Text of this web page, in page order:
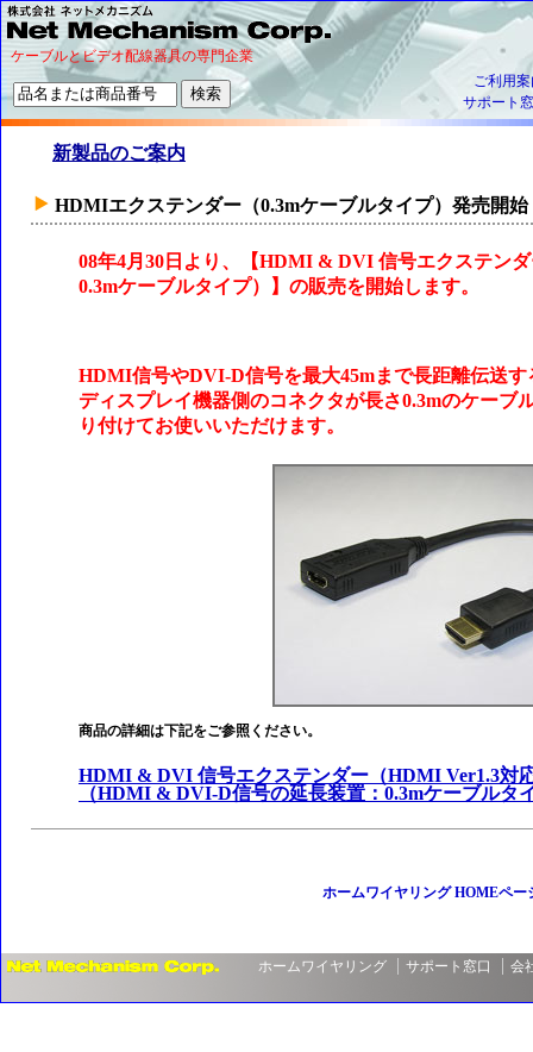
ケーブルとビデオ配線器具の専門企業
ご利用
サポート
新製品のご案内
HDMIエクステンダー（0.3mケーブルタイプ）発売開始
08年4月30日より、【HDMI & DVI 信号エクステン
0.3mケーブルタイプ）】の販売を開始します。
HDMI信号やDVI-D信号を最大45mまで長距離伝送
ディスプレイ機器側のコネクタが長さ0.3mのケーブ
り付けてお使いいただけます。
商品の詳細は下記をご参照ください。
HDMI & DVI 信号エクステンダー（HDMI Ver1.3対
（HDMI & DVI-D信号の延長装置：0.3mケーブルタ
ホームワイヤリング HOMEペー
ホームワイヤリング サポート窓口 会